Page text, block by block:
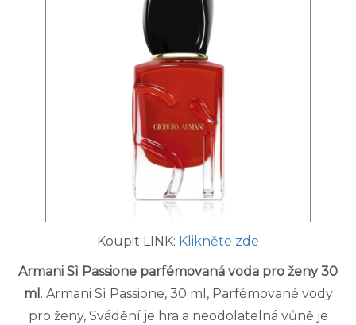
Koupit LINK: Klikněte zde
Armani Sì Passione parfémovaná voda pro ženy 30
ml . Armani Sì Passione, 30 ml, Parfémované vody
pro ženy, Svádění je hra a neodolatelná vůně je